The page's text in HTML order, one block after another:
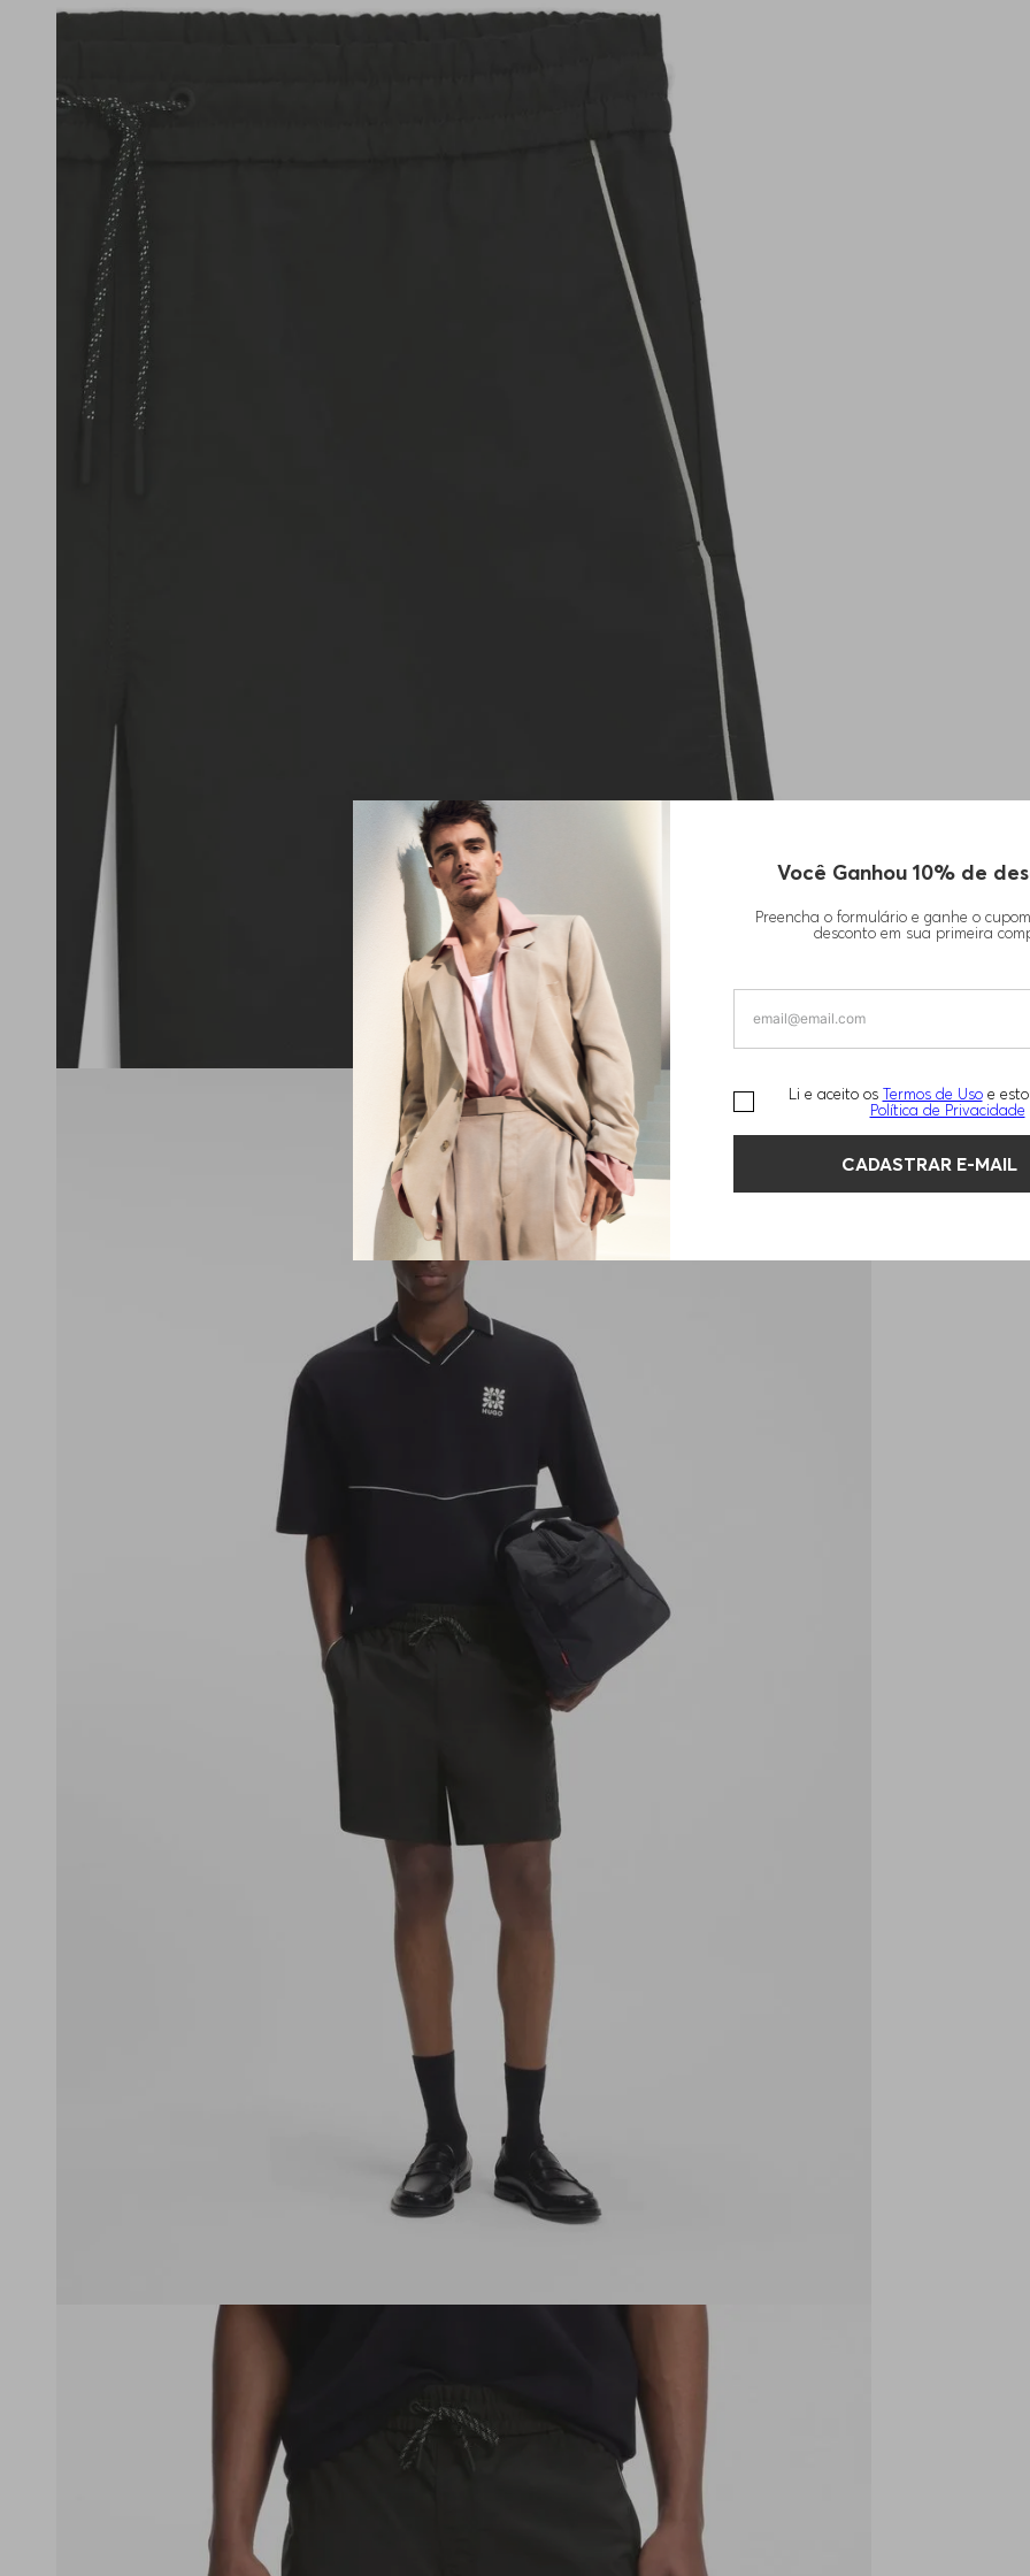
Você Ganhou 10% de
Preencha o formulário e ganhe o
desconto em sua primeira
Li e aceito os Termos de Uso e
Política de Privacidade
CADASTRAR E-MAIL